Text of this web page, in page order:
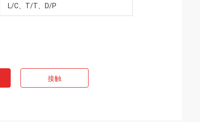
L/C、T/T、D/P
接触